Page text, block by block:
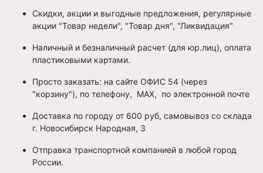
Скидки, акции и выгодные предложения, регулярные
акции "Товар недели", "Товар дня", "Ликвидация"
Наличный и безналичный расчет (для юр.лиц), оплата
пластиковыми картами.
Просто заказать: на сайте ОФИС 54 (через
"корзину"), по телефону, МАХ, по электронной почте
Доставка по городу от 600 руб, самовывоз со склада
г. Новосибирск Народная, 3
Отправка транспортной компанией в любой город
России.